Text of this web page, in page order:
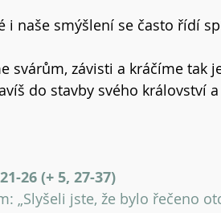
i naše smýšlení se často řídí
svárům, závisti a kráčíme tak
do stavby svého království
26 (+ 5, 27-37)
„Slyšeli jste, že bylo řečeno